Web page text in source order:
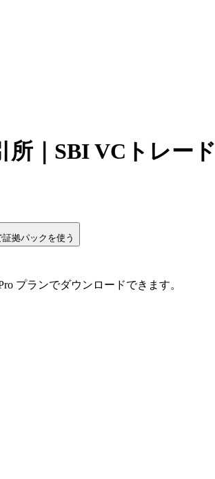
所｜SBI VCトレード
証拠パックを使う
プランでダウンロードできます。